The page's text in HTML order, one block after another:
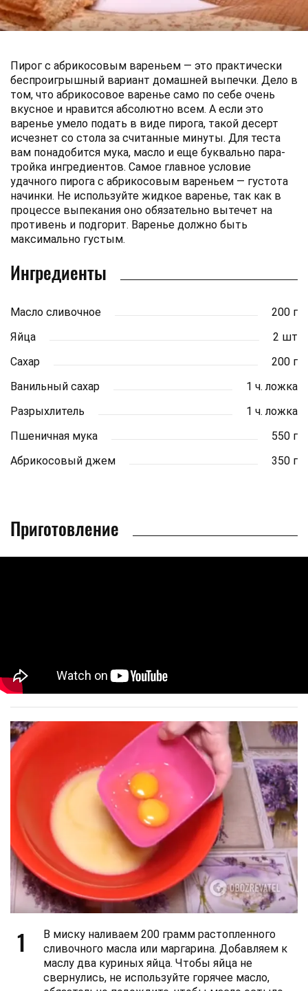
Пирог с абрикосовым вареньем — это практически
беспроигрышный вариант домашней выпечки. Дело в
том, что абрикосовое варенье само по себе очень
вкусное и нравится абсолютно всем. А если это
варенье умело подать в виде пирога, такой десерт
исчезнет со стола за считанные минуты. Для теста
вам понадобится мука, масло и еще буквально пара-
тройка ингредиентов. Самое главное условие
удачного пирога с абрикосовым вареньем — густота
начинки. Не используйте жидкое варенье, так как в
процессе выпекания оно обязательно вытечет на
противень и подгорит. Варенье должно быть
максимально густым.
Ингредиенты
Масло сливочное
200 г
Яйца
2 шт
Сахар
200 г
Ванильный сахар
1 ч. ложка
Разрыхлитель
1 ч. ложка
Пшеничная мука
550 г
Абрикосовый джем
350 г
Приготовление
1
В миску наливаем 200 грамм растопленного
сливочного масла или маргарина. Добавляем к
маслу два куриных яйца. Чтобы яйца не
свернулись, не используйте горячее масло,